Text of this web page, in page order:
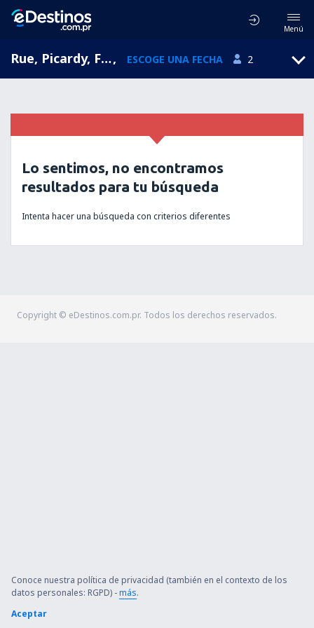
Menú
Rue, Picardy, Francia, ESCOGE UNA FECHA 2
Lo sentimos, no encontramos
resultados para tu búsqueda
Intenta hacer una búsqueda con criterios diferentes
Copyright © eDestinos.com.pr. Todos los derechos reservados.
Conoce nuestra política de privacidad (también en el contexto de los
datos personales: RGPD) -más.
Aceptar